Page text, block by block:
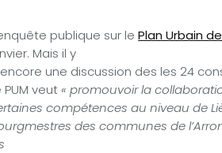
publique sur lePlan Urbain
Mais il y
une discussion des les 24
PUM veut« promouvoir la
compétences au niveau de
des communes de